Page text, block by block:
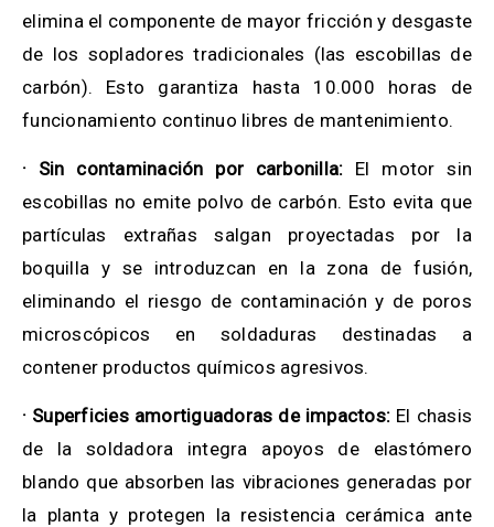
elimina el componente de mayor fricción y desgaste
de los sopladores tradicionales (las escobillas de
carbón). Esto garantiza hasta 10.000 horas de
funcionamiento continuo libres de mantenimiento.
· Sin contaminación por carbonilla: El motor sin
escobillas no emite polvo de carbón. Esto evita que
partículas extrañas salgan proyectadas por la
boquilla y se introduzcan en la zona de fusión,
eliminando el riesgo de contaminación y de poros
microscópicos en soldaduras destinadas a
contener productos químicos agresivos.
· Superficies amortiguadoras de impactos: El chasis
de la soldadora integra apoyos de elastómero
blando que absorben las vibraciones generadas por
la planta y protegen la resistencia cerámica ante